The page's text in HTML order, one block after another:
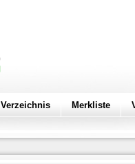
Verzeichnis Merkliste